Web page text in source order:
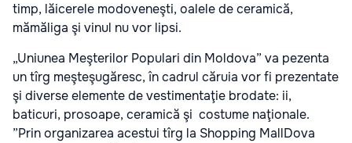
timp, lăicerele modoveneşti, oalele de ceramică,
mămăliga şi vinul nu vor lipsi.
„Uniunea Meşterilor Populari din Moldova” va pezenta
un tîrg meşteşugăresc, în cadrul căruia vor fi prezentate
şi diverse elemente de vestimentaţie brodate: ii,
baticuri, prosoape, ceramică şi costume naţionale.
”Prin organizarea acestui tîrg la Shopping MallDova